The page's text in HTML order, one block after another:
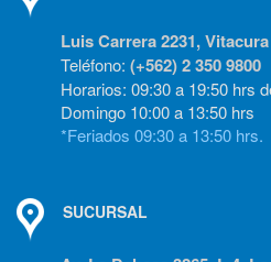
Luis Carrera 2231, Vitacura
Teléfono: (+562) 2 350 9800
Horarios: 09:30 a 19:50 hrs
Domingo 10:00 a 13:50 hrs
*Feriados 09:30 a 13:50 hrs.
SUCURSAL